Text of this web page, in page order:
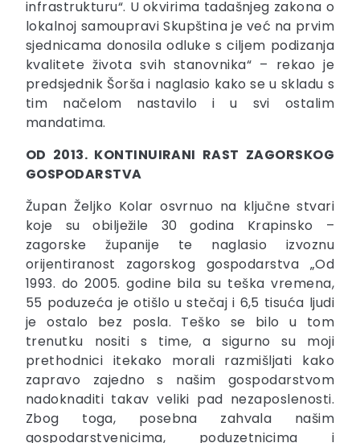
infrastrukturu“. U okvirima tadašnjeg zakona o
lokalnoj samoupravi Skupština je već na prvim
sjednicama donosila odluke s ciljem podizanja
kvalitete života svih stanovnika“ – rekao je
predsjednik Šorša i naglasio kako se u skladu s
tim načelom nastavilo i u svi ostalim
mandatima.
OD 2013. KONTINUIRANI RAST ZAGORSKOG
GOSPODARSTVA
Župan Željko Kolar osvrnuo na ključne stvari
koje su obilježile 30 godina Krapinsko –
zagorske županije te naglasio izvoznu
orijentiranost zagorskog gospodarstva „Od
1993. do 2005. godine bila su teška vremena,
55 poduzeća je otišlo u stečaj i 6,5 tisuća ljudi
je ostalo bez posla. Teško se bilo u tom
trenutku nositi s time, a sigurno su moji
prethodnici itekako morali razmišljati kako
zapravo zajedno s našim gospodarstvom
nadoknaditi takav veliki pad nezaposlenosti.
Zbog toga, posebna zahvala našim
gospodarstvenicima, poduzetnicima i